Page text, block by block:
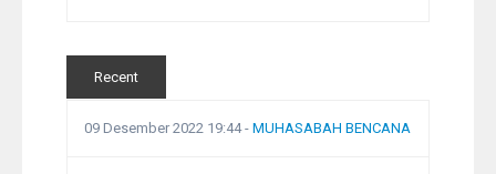
Recent
09 Desember 2022 19:44- MUHASABAH BENCANA